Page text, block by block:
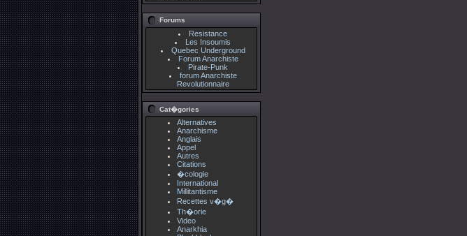
Forums
Resistance
Les Insoumis
Quebec Underground
Forum Anarchiste
Pirate-Punk
forum Anarchiste
Revolutionnaire
Cat�gories
Alternatives
Anarchisme
Anglais
Appel
Autres
Citations
�cologie
International
Millitantisme
Recettes v�g�
Th�orie
Video
Anarkhia